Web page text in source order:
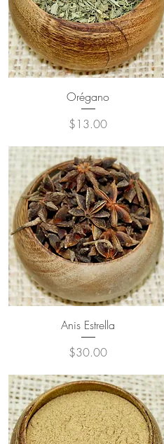
Orégano
Precio
$13.00
Anis Estrella
Precio
$30.00